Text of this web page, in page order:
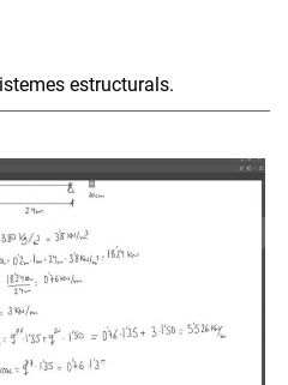
estructurals.